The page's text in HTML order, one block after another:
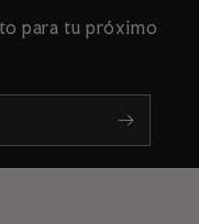
para tu próximo